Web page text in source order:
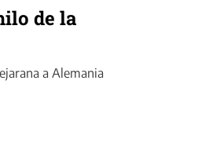
de la
a Alemania